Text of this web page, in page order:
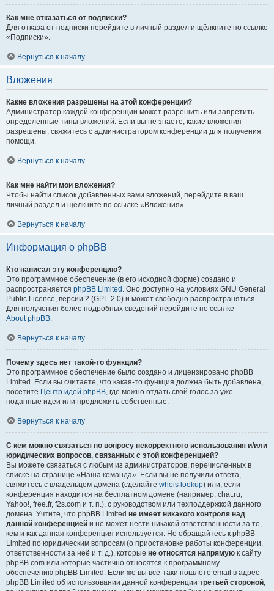
Как мне отказаться от подписки?
Для отказа от подписки перейдите в личный раздел и щёлкните по ссылке
«Подписки».
Вернуться к началу
Вложения
Какие вложения разрешены на этой конференции?
Администратор каждой конференции может разрешить или запретить
определённые типы вложений. Если вы не знаете, какие вложения
разрешены, свяжитесь с администратором конференции для получения
помощи.
Вернуться к началу
Как мне найти мои вложения?
Чтобы найти список добавленных вами вложений, перейдите в ваш
личный раздел и щёлкните по ссылке «Вложения».
Вернуться к началу
Информация о phpBB
Кто написал эту конференцию?
Это программное обеспечение (в его исходной форме) создано и
распространяется phpBB Limited . Оно доступно на условиях GNU General
Public Licence, версии 2 (GPL-2.0) и может свободно распространяться.
Для получения более подробных сведений перейдите по ссылке
About phpBB
Вернуться к началу
Почему здесь нет такой-то функции?
Это программное обеспечение было создано и лицензировано phpBB
Limited. Если вы считаете, что какая-то функция должна быть добавлена,
посетите Центр идей phpBB , где можно отдать свой голос за уже
поданные идеи или предложить собственные.
Вернуться к началу
С кем можно связаться по вопросу некорректного использования и/или
юридических вопросов, связанных с этой конференцией?
Вы можете связаться с любым из администраторов, перечисленных в
списке на странице «Наша команда». Если вы не получили ответа,
свяжитесь с владельцем домена (сделайте whois lookup) или, если
конференция находится на бесплатном домене (например, chat.ru,
Yahoo!, free.fr, f2s.com и т. п.), с руководством или техподдержкой данного
домена. Учтите, что phpBB Limited не имеет никакого контроля над
данной конференцией и не может нести никакой ответственности за то,
кем и как данная конференция используется. Не обращайтесь к phpBB
Limited по юридическим вопросам (о приостановке работы конференции,
ответственности за неё и т. д.), которые не относятся напрямую к сайту
phpBB.com или которые частично относятся к программному
обеспечению phpBB Limited. Если же вы всё-таки пошлёте email в адрес
phpBB Limited об использовании данной конференции третьей стороной